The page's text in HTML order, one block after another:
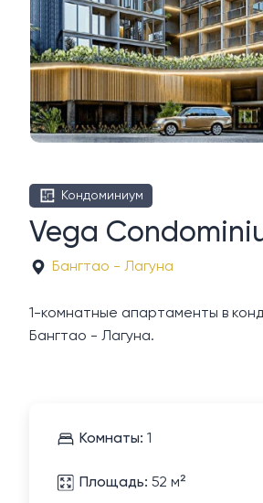
Кондоминиум
Vega
Бангтао - Лагуна
1-комнатные апартаменты в
Бангтао - Лагуна.
Комнаты: 1
Площадь: 52 м²